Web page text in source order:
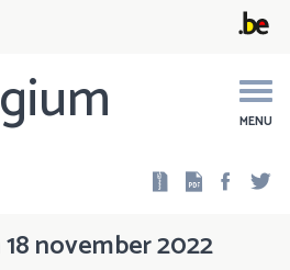
MENU
november 2022